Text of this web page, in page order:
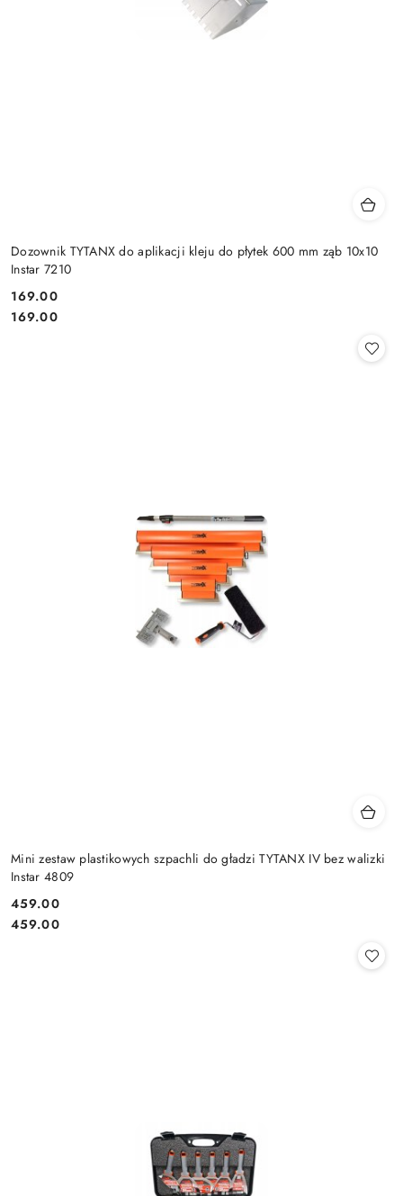
Dozownik TYTANX do aplikacji kleju do płytek 600 mm ząb 10x10
Instar 7210
Cena:
169.00
Cena:
169.00
Mini zestaw plastikowych szpachli do gładzi TYTANX IV bez walizki
Instar 4809
Cena:
459.00
Cena:
459.00